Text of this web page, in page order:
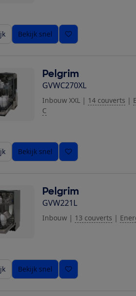
toe
Bekijk snel
Pelgrim
GVWC270XL
Inbouw XXL | 14 couverts |
C
Bekijk snel
Pelgrim
GVW221L
Inbouw | 13 couverts |
Bekijk snel